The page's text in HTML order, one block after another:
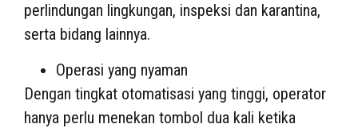
perlindungan lingkungan, inspeksi dan karantina,
serta bidang lainnya.
Operasi yang nyaman
Dengan tingkat otomatisasi yang tinggi, operator
hanya perlu menekan tombol dua kali ketika